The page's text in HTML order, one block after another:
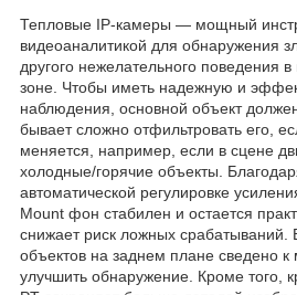
Тепловые IP-камеры — мощный
видеоаналитикой для обнаружения
другого нежелательного поведения
зоне. Чтобы иметь надежную и
наблюдения, основной объект
бывает сложно отфильтровать его,
меняется, например, если в сцене
холодные/горячие объекты.
автоматической регулировке
Mount фон стабилен и остается
снижает риск ложных срабатываний.
объектов на заднем плане сведено
улучшить обнаружение. Кроме того,